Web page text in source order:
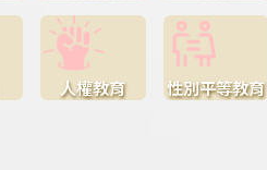
人權教育 性別平等教育